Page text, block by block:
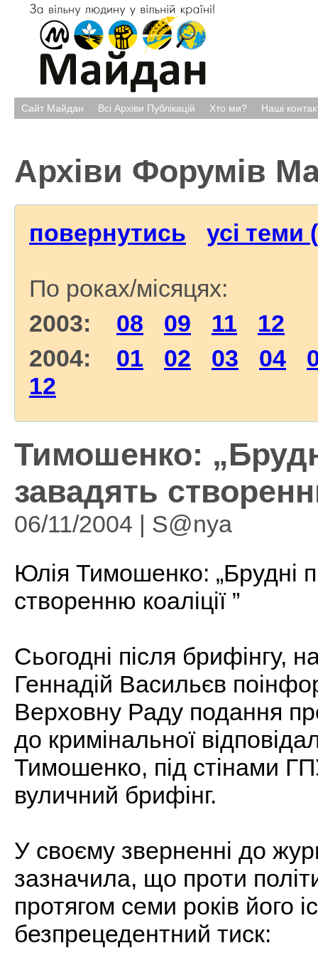
Сайт Майдан Всі Архіви Публікацій Хто ми? Наші
Архіви Форумів
повернутись усі теми
По роках/місяцях:
2003: 08 09 11
12
2004: 01 02 03 04
12
Тимошенко:
завадять
06/11/2004 | S@nya
Юлія Тимошенко: „Брудні
створенню коаліції ”
Сьогодні після брифінгу,
Геннадій Васильєв
Верховну Раду подання
до кримінальної
Тимошенко, під стінами
вуличний брифінг.
У своєму зверненні до
зазначила, що проти
протягом семи років його
безпрецедентний тиск: